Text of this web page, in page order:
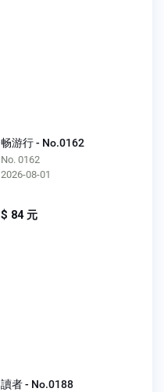
畅游行 - No.0162
No. 0162
2026-08-01
$ 84 元
讀者 - No.0188